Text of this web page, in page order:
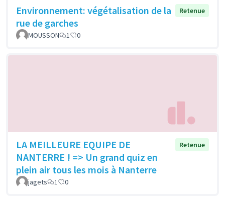
Environnement: végétalisation de la
rue de garches
Retenue
MOUSSON 1 0
LA MEILLEURE EQUIPE DE
NANTERRE ! => Un grand quiz en
plein air tous les mois à Nanterre
Retenue
jagets 1 0